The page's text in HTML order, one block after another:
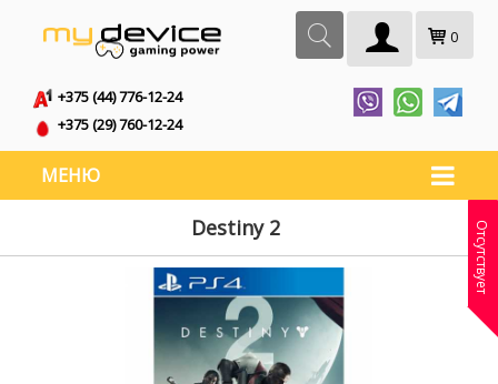
0
+375 (44) 776-12-24
+375 (29) 760-12-24
МЕНЮ
Destiny 2 Отсутствует